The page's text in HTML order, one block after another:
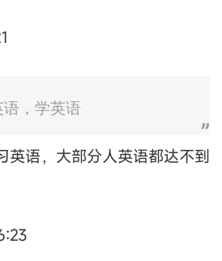
，学英语
英语，大部分人英语都达不到